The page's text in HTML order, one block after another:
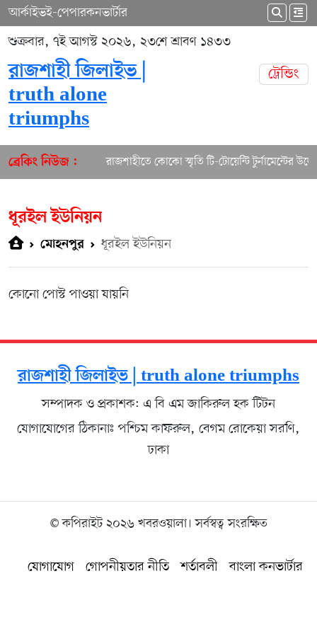
আর্কাইভই-পেপারকনভার্টার
শুক্রবার, ৭ই আগস্ট ২০২৬, ২৩শে শ্রাবণ ১৪৩৩
রাজশাহী জিলাইভ |
truth alone
triumphs
ট্রেন্ডিং
ব্রেকিং নিউজ : রাজশাহীতে কোকো স্মৃতি টি-টোয়েন্টি টুর্নামেন্টের
ধূরইল ইউনিয়ন
মোহনপুর ধূরইল ইউনিয়ন
কোনো পোস্ট পাওয়া যায়নি
রাজশাহী জিলাইভ | truth alone triumphs
সম্পাদক ও প্রকাশক: এ বি এম জাকিরুল হক টিটন
যোগাযোগের ঠিকানাঃ পশ্চিম কাফরুল, বেগম রোকেয়া সরণি,
ঢাকা
© কপিরাইট ২০২৬ খবরওয়ালা। সর্বস্বত্ব সংরক্ষিত
যোগাযোগ গোপনীয়তার নীতি শর্তাবলী বাংলা কনভার্টার